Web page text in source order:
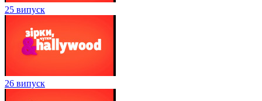
25 випуск
26 випуск